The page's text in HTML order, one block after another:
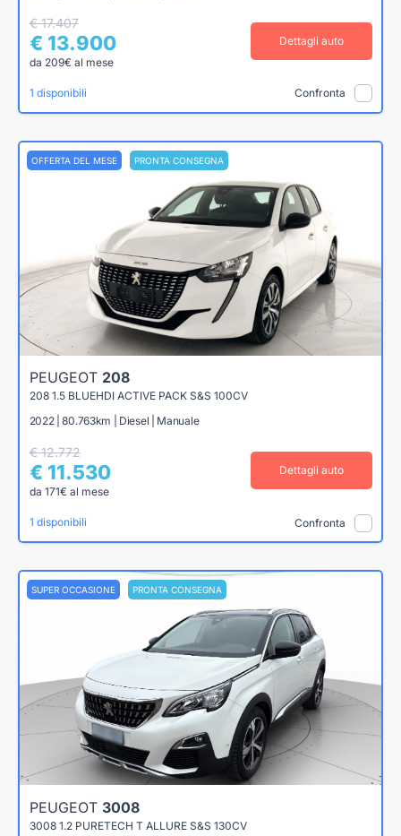
€ 17.407
€ 13.900
da 209€ al mese
Dettagli auto
1 disponibili Confronta
OFFERTA DEL MESE PRONTA CONSEGNA
PEUGEOT 208
208 1.5 BLUEHDI ACTIVE PACK S&S 100CV
2022 | 80.763km | Diesel | Manuale
€ 12.772
€ 11.530
da 171€ al mese
Dettagli auto
1 disponibili Confronta
SUPER OCCASIONE PRONTA CONSEGNA
PEUGEOT 3008
3008 1.2 PURETECH T ALLURE S&S 130CV